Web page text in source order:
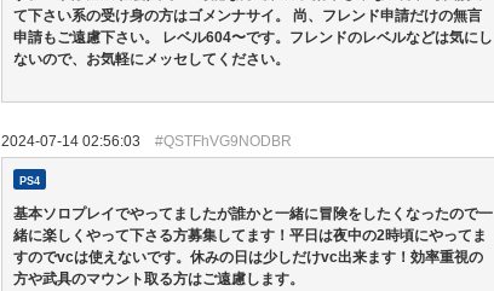
て下さい系の受け身の方はゴメンナサイ。 尚、フレンド申請だけの無言
申請もご遠慮下さい。 レベル604〜です。フレンドのレベルなどは気にし
ないので、お気軽にメッセしてください。
2024-07-14 02:56:03 #QSTFhVG9NODBR
PS4
基本ソロプレイでやってましたが誰かと一緒に冒険をしたくなったので一
緒に楽しくやって下さる方募集してます！平日は夜中の2時頃にやってま
すのでvcは使えないです。休みの日は少しだけvc出来ます！効率重視の
方や武具のマウント取る方はご遠慮します。